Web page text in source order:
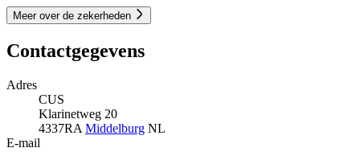
Meer over de zekerheden
Contactgegevens
Adres
CUS
Klarinetweg 20
4337RA Middelburg NL
E-mail